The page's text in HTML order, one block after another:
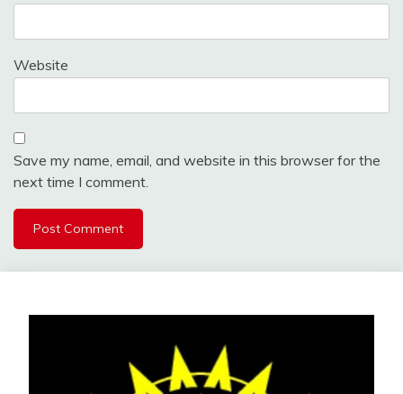
Website
Save my name, email, and website in this browser for the
next time I comment.